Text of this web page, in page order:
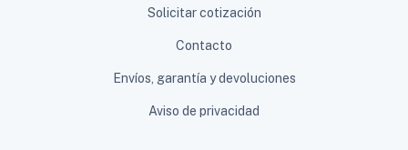
Solicitar cotización
Contacto
Envíos, garantía y devoluciones
Aviso de privacidad